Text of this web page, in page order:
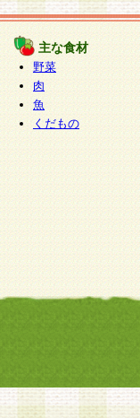
の当社に
たものとみ
5.当社がお
で提 供い
自らの個人
をお預かり
商品やサー
了承くださ
6.当社は、
加・ 利用
て確認でき
いただきま
ります。
1.会員と
了し、当社
が以下に該
主な食材
野菜
肉
魚
くだもの